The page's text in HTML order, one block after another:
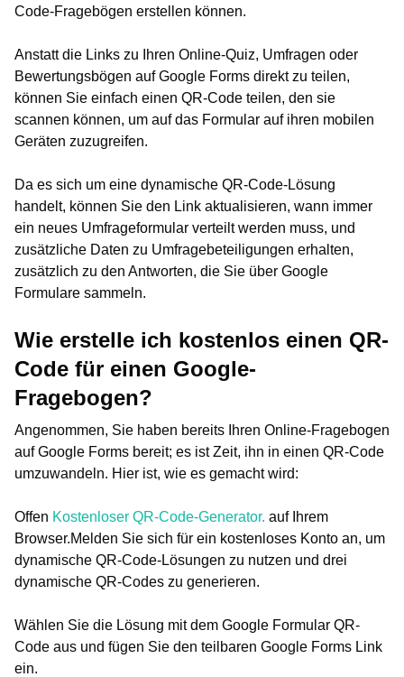
Code-Fragebögen erstellen können.
Anstatt die Links zu Ihren Online-Quiz, Umfragen oder
Bewertungsbögen auf Google Forms direkt zu teilen,
können Sie einfach einen QR-Code teilen, den sie
scannen können, um auf das Formular auf ihren mobilen
Geräten zuzugreifen.
Da es sich um eine dynamische QR-Code-Lösung
handelt, können Sie den Link aktualisieren, wann immer
ein neues Umfrageformular verteilt werden muss, und
zusätzliche Daten zu Umfragebeteiligungen erhalten,
zusätzlich zu den Antworten, die Sie über Google
Formulare sammeln.
Wie erstelle ich kostenlos einen QR-
Code für einen Google-
Fragebogen?
Angenommen, Sie haben bereits Ihren Online-Fragebogen
auf Google Forms bereit; es ist Zeit, ihn in einen QR-Code
umzuwandeln. Hier ist, wie es gemacht wird:
Offen Kostenloser QR-Code-Generator. auf Ihrem
Browser.Melden Sie sich für ein kostenloses Konto an, um
dynamische QR-Code-Lösungen zu nutzen und drei
dynamische QR-Codes zu generieren.
Wählen Sie die Lösung mit dem Google Formular QR-
Code aus und fügen Sie den teilbaren Google Forms Link
ein.